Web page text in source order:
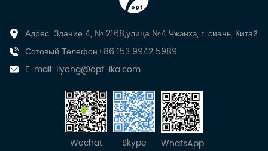
Адрес: Здание 4, № 2168,улица №4 Чжэнхэ, г. сиань, Китай
Сотовый Телефон+86 153 9942 5989
E-mail: liyong@opt-ika.com
Wechat Skype WhatsApp